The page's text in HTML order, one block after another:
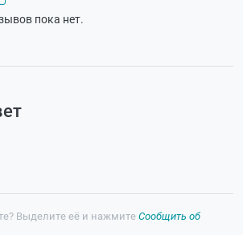
пока нет.
Выделите её и нажмите Сообщить об